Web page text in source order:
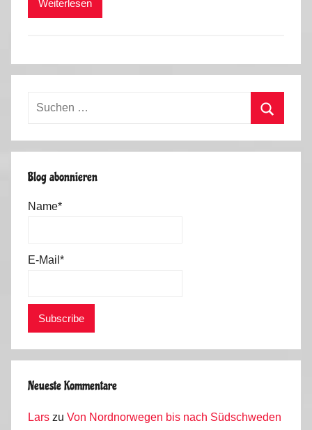
Weiterlesen
Suchen
Blog abonnieren
Name*
E-Mail*
Neueste Kommentare
Lars zu Von Nordnorwegen bis nach Südschweden